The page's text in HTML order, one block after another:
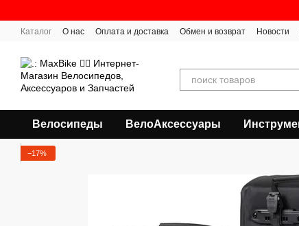
Каталог О нас Оплата и доставка Обмен и возврат Новости
Велосипеды ВелоАксессуары
−17%